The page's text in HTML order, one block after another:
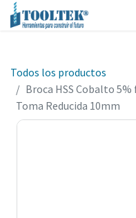
Todos los productos
Broca HSS Cobalto
Toma Reducida 10mm